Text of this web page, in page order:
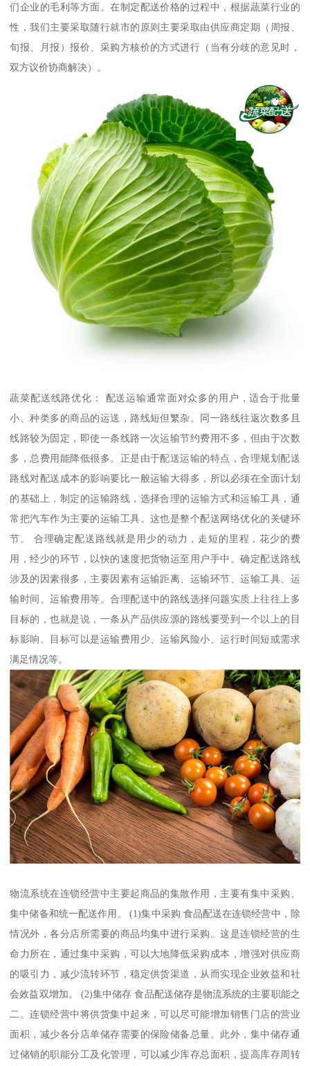
们企业的毛利等方面。在制定配送价格的过程中，根据蔬菜行业的
性，我们主要采取随行就市的原则主要采取由供应商定期（周报、
旬报、月报）报价、采购方核价的方式进行（当有分歧的意见时，
双方议价协商解决）。
蔬菜配送线路优化： 配送运输通常面对众多的用户，适合于批量
小、种类多的商品的运送，路线短但繁杂。同一路线往返次数多且
线路较为固定，即使一条线路一次运输节约费用不多，但由于次数
多，总费用能降低很多。正是由于配送运输的特点，合理规划配送
路线对配送成本的影响要比一般运输大得多，所以必须在全面计划
的基础上，制定的运输路线，选择合理的运输方式和运输工具，通
常把汽车作为主要的运输工具。这也是整个配送网络优化的关键环
节。 合理确定配送路线就是用少的动力，走短的里程，花少的费
用，经少的环节，以快的速度把货物运至用户手中。确定配送路线
涉及的因素很多，主要因素有运输距离、运输环节、运输工具、运
输时间、运输费用等。合理配送中的路线选择问题实质上往往上多
目标的，也就是说，一条从产品供应源的路线要受到一个以上的目
标影响。目标可以是运输费用少、运输风险小、运行时间短或需求
满足情况等。
物流系统在连锁经营中主要起商品的集散作用，主要有集中采购、
集中储备和统一配送作用。 (1)集中采购 食品配送在连锁经营中，除
情况外，各分店所需要的商品均集中进行采购。这是连锁经营的生
命力所在，通过集中采购，可以大地降低采购成本，增强对供应商
的吸引力，减少流转环节，稳定供货渠道，从而实现企业效益和社
会效益双增加。 (2)集中储存 食品配送储存是物流系统的主要职能之
二。连锁经营中将供货集中起来，可以尽可能增加销售门店的营业
面积，减少各分店单储存需要的保险储备总量。此外，集中储存通
过储销的职能分工及化管理，可以减少库存总面积，提高库存周转